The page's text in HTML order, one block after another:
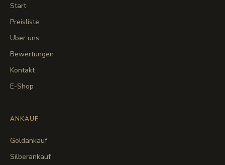
Start
Preisliste
Über uns
Bewertungen
Kontakt
E-Shop
ANKAUF
Goldankauf
Silberankauf